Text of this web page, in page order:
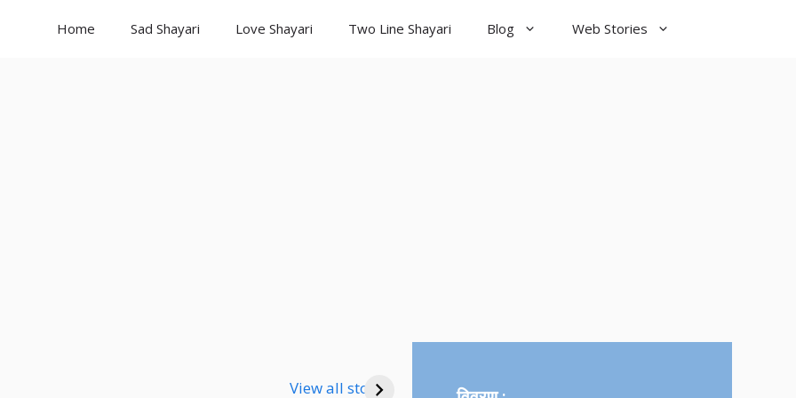
Home Sad Shayari Love Shayari Two Line Shayari Blog Web Stories
View all storiesShayari